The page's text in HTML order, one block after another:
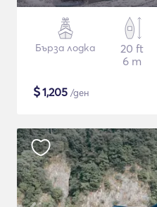
Бърза лодка
20 ft
6 m
$1,205 /ден